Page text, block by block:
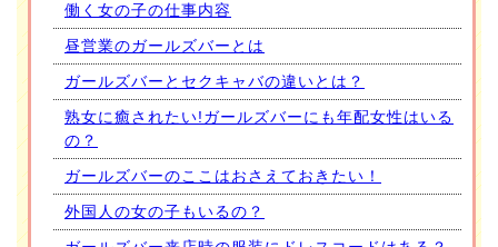
働く女の子の仕事内容
昼営業のガールズバーとは
ガールズバーとセクキャバの違いとは？
熟女に癒されたい!ガールズバーにも年配女性はいる
の？
ガールズバーのここはおさえておきたい！
外国人の女の子もいるの？